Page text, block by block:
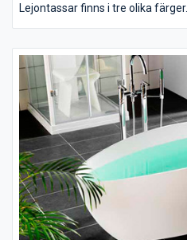
Lejontassar finns i tre olika färger.